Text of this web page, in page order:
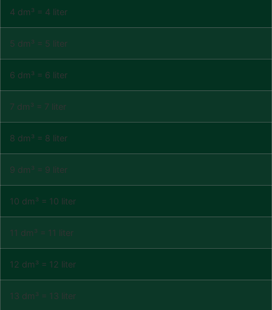
4 dm³ = 4 liter
5 dm³ = 5 liter
6 dm³ = 6 liter
7 dm³ = 7 liter
8 dm³ = 8 liter
9 dm³ = 9 liter
10 dm³ = 10 liter
11 dm³ = 11 liter
12 dm³ = 12 liter
13 dm³ = 13 liter